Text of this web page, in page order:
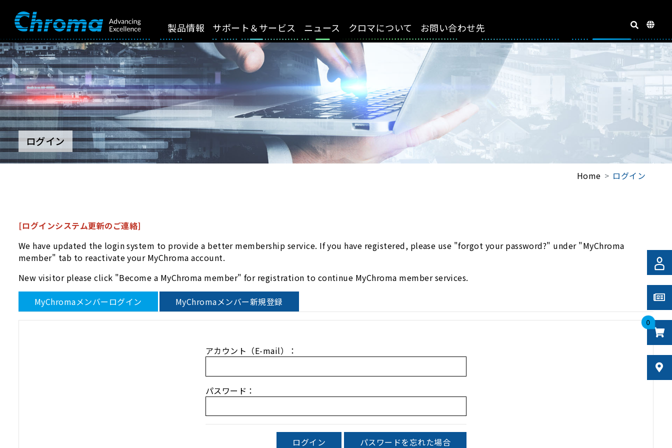
製品情報 サポート＆サービス ニュース クロマについて お問い合わせ先
0
ログイン
Home ログイン
[ログインシステム更新のご連絡]
We have updated the login system to provide a better membership service. If you have registered, please use "forgot your password?" under "MyChroma
member" tab to reactivate your MyChroma account.
New visitor please click "Become a MyChroma member" for registration to continue MyChroma member services.
MyChromaメンバーログイン
MyChromaメンバー新規登録
アカウント（E-mail）：
パスワード：
ログイン パスワードを忘れた場合